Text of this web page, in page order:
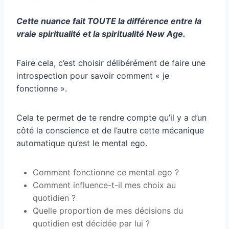
Cette nuance fait TOUTE la différence entre la
vraie spiritualité et la spiritualité New Age.
Faire cela, c’est choisir délibérément de faire une
introspection pour savoir comment « je
fonctionne ».
Cela te permet de te rendre compte qu’il y a d’un
côté la conscience et de l’autre cette mécanique
automatique qu’est le mental ego.
Comment fonctionne ce mental ego ?
Comment influence-t-il mes choix au
quotidien ?
Quelle proportion de mes décisions du
quotidien est décidée par lui ?